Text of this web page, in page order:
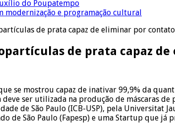
do Poupatempo
modernização e programação cultural
de prata capaz de eliminar por
de prata capaz
se mostrou capaz de inativar 99,9% da
ser utilizada na produção de máscaras de
de São Paulo (ICB-USP), pela Universitat
de São Paulo (Fapesp) e uma Startup que